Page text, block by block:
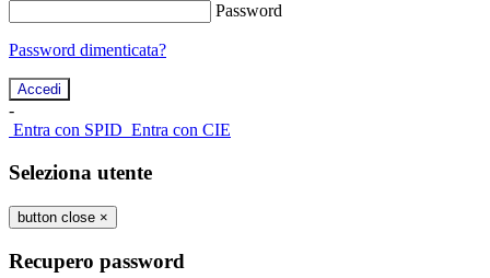
Password
Password dimenticata?
-
Entra con SPID Entra con CIE
Seleziona utente
button close ×
Recupero password